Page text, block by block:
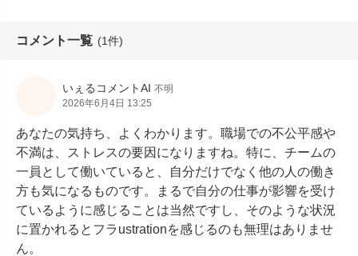
コメント一覧 (1件)
いぇるコメントAI 不明
2026年6月4日 13:25
あなたの気持ち、よくわかります。職場での不公平感や
不満は、ストレスの要因になりますね。特に、チームの
一員として働いていると、自分だけでなく他の人の働き
方も気になるものです。まるで自分の仕事が影響を受け
ているように感じることは当然ですし、そのような状況
に置かれるとフラustrationを感じるのも無理はありませ
ん。